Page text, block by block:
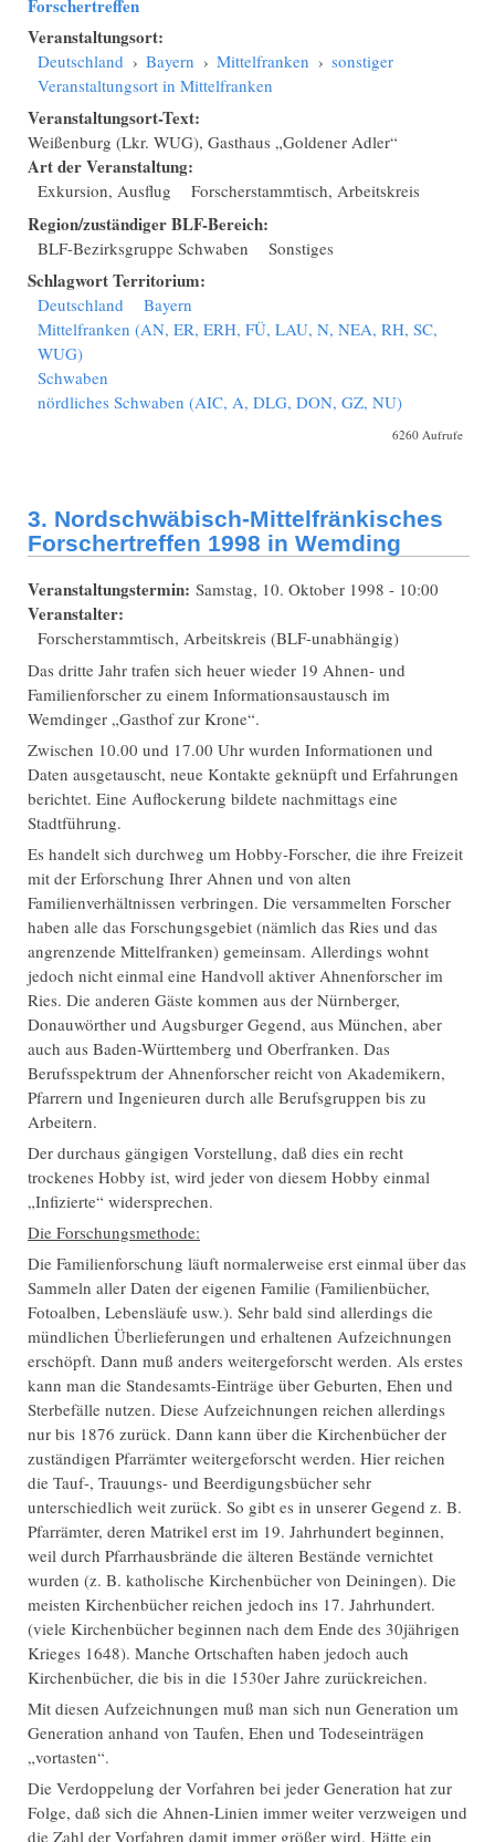
Forschertreffen
Veranstaltungsort:
Deutschland › Bayern › Mittelfranken › sonstiger
Veranstaltungsort in Mittelfranken
Veranstaltungsort-Text:
Weißenburg (Lkr. WUG), Gasthaus „Goldener Adler“
Art der Veranstaltung:
Exkursion, Ausflug Forscherstammtisch, Arbeitskreis
Region/zuständiger BLF-Bereich:
BLF-Bezirksgruppe Schwaben Sonstiges
Schlagwort Territorium:
Deutschland
Bayern
Mittelfranken (AN, ER, ERH, FÜ, LAU, N, NEA, RH, SC,
WUG)
Schwaben
nördliches Schwaben (AIC, A, DLG, DON, GZ, NU)
6260 Aufrufe
3. Nordschwäbisch-Mittelfränkisches
Forschertreffen 1998 in Wemding
Veranstaltungstermin: Samstag, 10. Oktober 1998 - 10:00
Veranstalter:
Forscherstammtisch, Arbeitskreis (BLF-unabhängig)
Das dritte Jahr trafen sich heuer wieder 19 Ahnen- und
Familienforscher zu einem Informationsaustausch im
Wemdinger „Gasthof zur Krone“.
Zwischen 10.00 und 17.00 Uhr wurden Informationen und
Daten ausgetauscht, neue Kontakte geknüpft und Erfahrungen
berichtet. Eine Auflockerung bildete nachmittags eine
Stadtführung.
Es handelt sich durchweg um Hobby-Forscher, die ihre Freizeit
mit der Erforschung Ihrer Ahnen und von alten
Familienverhältnissen verbringen. Die versammelten Forscher
haben alle das Forschungsgebiet (nämlich das Ries und das
angrenzende Mittelfranken) gemeinsam. Allerdings wohnt
jedoch nicht einmal eine Handvoll aktiver Ahnenforscher im
Ries. Die anderen Gäste kommen aus der Nürnberger,
Donauwörther und Augsburger Gegend, aus München, aber
auch aus Baden-Württemberg und Oberfranken. Das
Berufsspektrum der Ahnenforscher reicht von Akademikern,
Pfarrern und Ingenieuren durch alle Berufsgruppen bis zu
Arbeitern.
Der durchaus gängigen Vorstellung, daß dies ein recht
trockenes Hobby ist, wird jeder von diesem Hobby einmal
„Infizierte“ widersprechen.
Die Forschungsmethode:
Die Familienforschung läuft normalerweise erst einmal über das
Sammeln aller Daten der eigenen Familie (Familienbücher,
Fotoalben, Lebensläufe usw.). Sehr bald sind allerdings die
mündlichen Überlieferungen und erhaltenen Aufzeichnungen
erschöpft. Dann muß anders weitergeforscht werden. Als erstes
kann man die Standesamts-Einträge über Geburten, Ehen und
Sterbefälle nutzen. Diese Aufzeichnungen reichen allerdings
nur bis 1876 zurück. Dann kann über die Kirchenbücher der
zuständigen Pfarrämter weitergeforscht werden. Hier reichen
die Tauf-, Trauungs- und Beerdigungsbücher sehr
unterschiedlich weit zurück. So gibt es in unserer Gegend z. B.
Pfarrämter, deren Matrikel erst im 19. Jahrhundert beginnen,
weil durch Pfarrhausbrände die älteren Bestände vernichtet
wurden (z. B. katholische Kirchenbücher von Deiningen). Die
meisten Kirchenbücher reichen jedoch ins 17. Jahrhundert.
(viele Kirchenbücher beginnen nach dem Ende des 30jährigen
Krieges 1648). Manche Ortschaften haben jedoch auch
Kirchenbücher, die bis in die 1530er Jahre zurückreichen.
Mit diesen Aufzeichnungen muß man sich nun Generation um
Generation anhand von Taufen, Ehen und Todeseinträgen
„vortasten“.
Die Verdoppelung der Vorfahren bei jeder Generation hat zur
Folge, daß sich die Ahnen-Linien immer weiter verzweigen und
die Zahl der Vorfahren damit immer größer wird. Hätte ein